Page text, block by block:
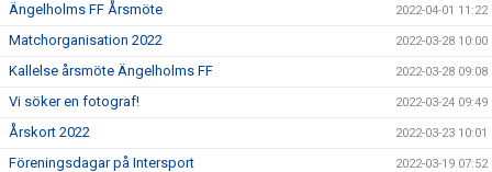
Ängelholms FF Årsmöte 2022-04-01 11:22
Matchorganisation 2022 2022-03-28 10:00
Kallelse årsmöte Ängelholms FF 2022-03-28 09:08
Vi söker en fotograf! 2022-03-24 09:49
Årskort 2022 2022-03-23 10:01
Föreningsdagar på Intersport 2022-03-19 07:52